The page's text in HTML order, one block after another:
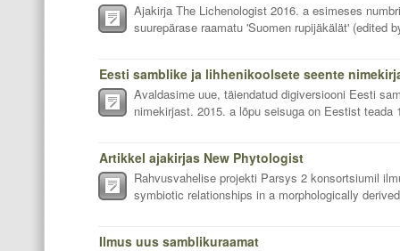
Ajakirja The Lichenologist 2016. a esimeses
suurepärase raamatu 'Suomen rupijäkälät' (edited
Eesti samblike ja lihhenikoolsete seente
Avaldasime uue, täiendatud digiversiooni Eesti
nimekirjast. 2015. a lõpu seisuga on Eestist teada
Artikkel ajakirjas New Phytologist
Rahvusvahelise projekti Parsys 2 konsortsiumil
symbiotic relationships in a morphologically
Ilmus uus samblikuraamat